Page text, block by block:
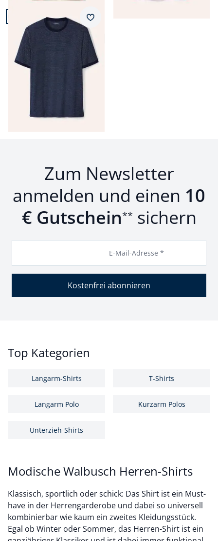
Artikel 21 von 21.
Struktur T-Shirt
4,9 (9)
ab € 39,99
ab€ 24,99
Merkzettel
Seite 1 geladen. Zeige Produkte 1 bis 21 von 21.
Zum Newsletter
anmelden und einen 10
€ Gutschein** sichern
E-Mail-Adresse *
Kostenfrei abonnieren
Top Kategorien
Langarm-Shirts T-Shirts
Langarm Polo Kurzarm Polos
Unterzieh-Shirts
Modische Walbusch Herren-Shirts
Klassisch, sportlich oder schick: Das Shirt ist ein Must-
have in der Herrengarderobe und dabei so universell
kombinierbar wie kaum ein zweites Kleidungsstück.
Egal ob Winter oder Sommer, das Herren-Shirt ist ein